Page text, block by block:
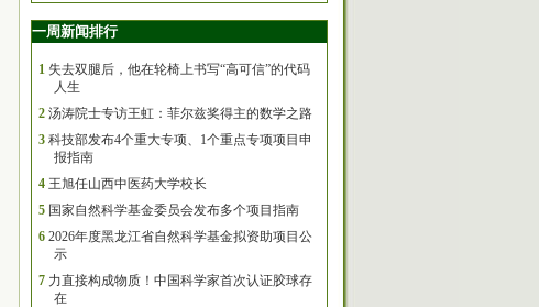
一周新闻排行
1 失去双腿后，他在轮椅上书写“高可信”的代码
人生
2 汤涛院士专访王虹：菲尔兹奖得主的数学之路
3 科技部发布4个重大专项、1个重点专项项目申
报指南
4 王旭任山西中医药大学校长
5 国家自然科学基金委员会发布多个项目指南
6 2026年度黑龙江省自然科学基金拟资助项目公
示
7 力直接构成物质！中国科学家首次认证胶球存
在